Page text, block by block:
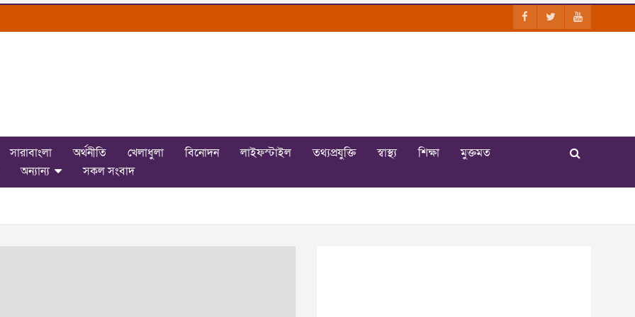
সারাবাংলা অর্থনীতি খেলাধুলা বিনোদন লাইফস্টাইল তথ্যপ্রযুক্তি স্বাস্থ্য শিক্ষা
মুক্তমত
অন্যান্য সকল সংবাদ